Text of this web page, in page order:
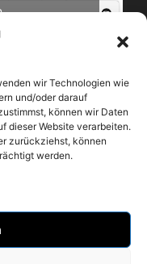
wir Technologien wie
und/oder darauf
können wir Daten
dieser Website verarbeiten.
zurückziehst, können
werden.